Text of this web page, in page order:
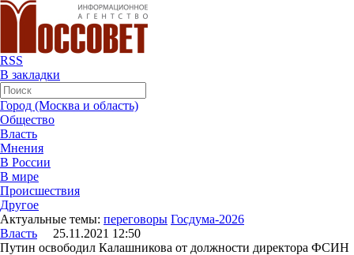
RSS
В закладки
Город (Москва и область)
Общество
Власть
Мнения
В России
В мире
Происшествия
Другое
Актуальные темы: переговоры Госдума-2026
Власть 25.11.2021 12:50
Путин освободил Калашникова от должности директора ФСИН